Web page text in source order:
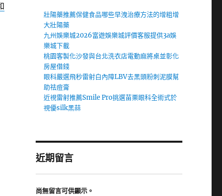
壯陽藥推薦保健食品哪些早洩治療方法的增粗增
大壯陽藥
九州娛樂城2026富遊娛樂城評價客服提供3a娛
樂城下載
桃園客製化沙發與台北洗衣店電動麻將桌並彰化
房屋借錢
眼科嚴選飛秒雷射白內障LBV去黑頭粉刺泥膜幫
助祛痘膏
近視雷射推薦Smile Pro挑選苗栗眼科全術式於
視優silk黑蒜
近期留言
尚無留言可供顯示。